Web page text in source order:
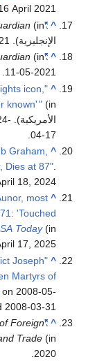
April 2021
^
"Liam Scarlett obituary"
(in
الإنجليزية). 2021-04-19
^
"John Dawes obituary"
2021-05-11
. Retrieved
^
icon,
known' "
الأمريكية). Yahoo Sports. 2024-04-16
04-17
.
^
Graham,
Dies at 87"
18, 2024
^
most
'Touched
Today(in الإنجليزية الأمريكية)
17, 2025
^
Joseph
Martyrs of
on 2008-05-
2008-03-31
^
"National days"
Foreign
Trade (in الإنجليزية)
2020
.